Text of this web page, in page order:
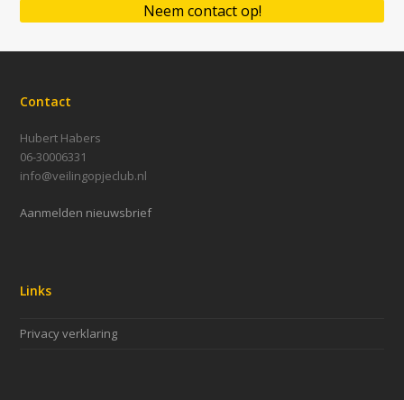
Neem contact op!
Contact
Hubert Habers
06-30006331
info@veilingopjeclub.nl
Aanmelden nieuwsbrief
Links
Privacy verklaring